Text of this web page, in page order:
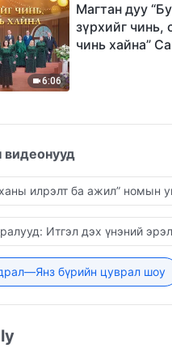
6:06
Магтан дуу
зүрхийг чинь,
чинь хайна”
видеонууд
илрэлт ба ажил” номын
Итгэл дэх үнэний эрэл
бүрийн цуврал шоу